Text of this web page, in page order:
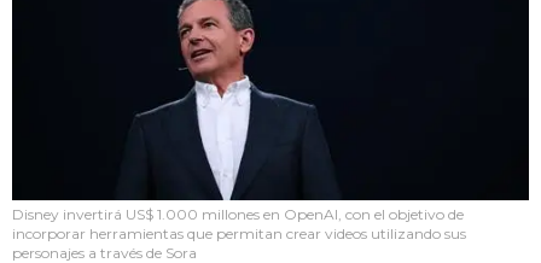
Disney invertirá US$ 1.000 millones en OpenAI, con el objetivo de
incorporar herramientas que permitan crear videos utilizando sus
personajes a través de Sora